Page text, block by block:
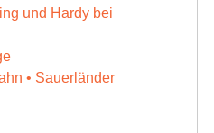
und Hardy bei
• Sauerländer